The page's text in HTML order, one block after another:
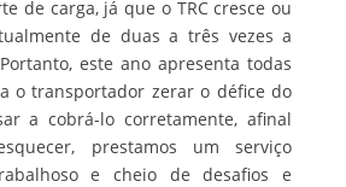
de carga, já que o TRC cresce ou
de duas a três vezes a
este ano apresenta todas
o transportador zerar o défice do
a cobrá-lo corretamente, afinal
prestamos um serviço
e cheio de desafios e